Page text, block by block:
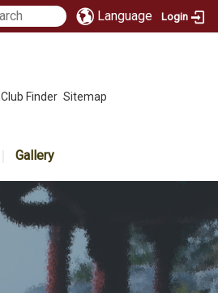
Language Login
Club Finder Sitemap
Gallery